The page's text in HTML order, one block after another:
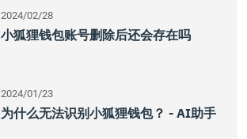
2024/02/28
小狐狸钱包账号删除后还会存在吗
2024/01/23
为什么无法识别小狐狸钱包？ - AI助手